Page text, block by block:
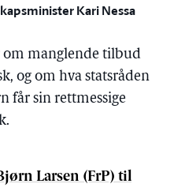
Kari Nessa
om manglende tilbud
og om hva statsråden
får sin rettmessige
Larsen (FrP) til